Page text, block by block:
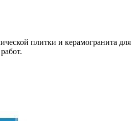
плитки и керамогранита для